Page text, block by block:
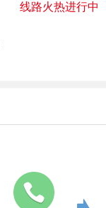
线路火热进行中